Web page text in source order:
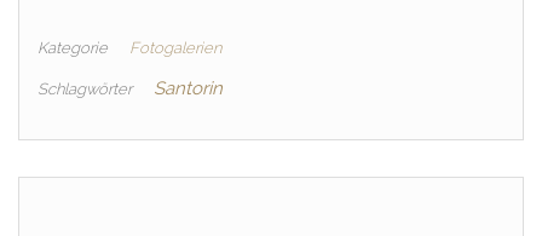
Kategorie Fotogalerien
Schlagwörter Santorin